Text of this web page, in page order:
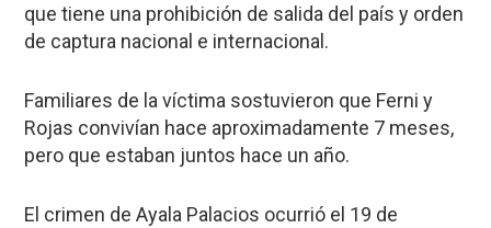
que tiene una prohibición de salida del país y orden
de captura nacional e internacional.
Familiares de la víctima sostuvieron que Ferni y
Rojas convivían hace aproximadamente 7 meses,
pero que estaban juntos hace un año.
El crimen deAyala Palacios ocurrió el 19 de